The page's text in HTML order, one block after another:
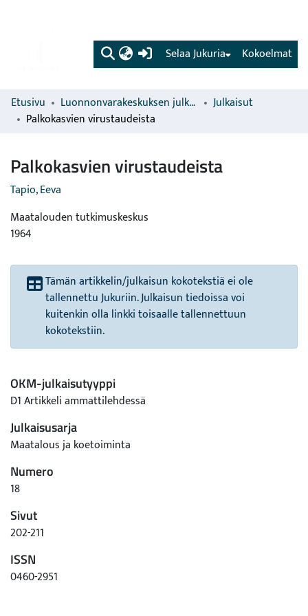
(current) Kokoelmat
Selaa Jukuria
Etusivu Luonnonvarakeskuksen julkaisut
Julkaisut
Palkokasvien virustaudeista
Palkokasvien virustaudeista
Tapio, Eeva
Maatalouden tutkimuskeskus
1964
Tämän artikkelin/julkaisun kokotekstiä ei ole
tallennettu Jukuriin. Julkaisun tiedoissa voi
kuitenkin olla linkki toisaalle tallennettuun
kokotekstiin.
OKM-julkaisutyyppi
D1 Artikkeli ammattilehdessä
Julkaisusarja
Maatalous ja koetoiminta
Numero
18
Sivut
202-211
ISSN
0460-2951